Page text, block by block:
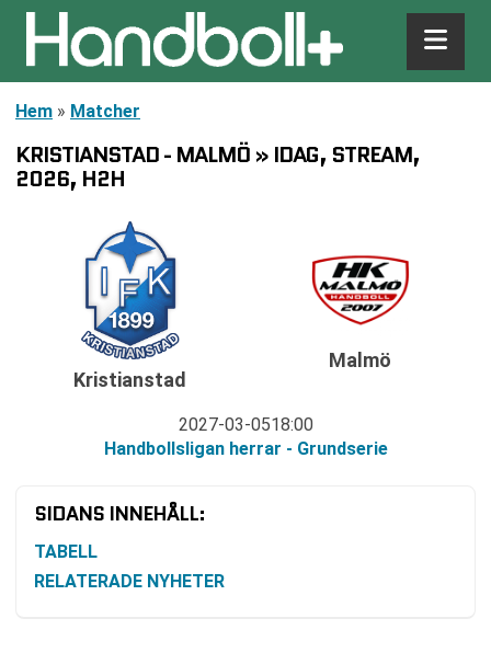
Hem » Matcher
KRISTIANSTAD - MALMÖ » IDAG, STREAM,
2026, H2H
Kristianstad
2027-03-0518:00
Handbollsligan herrar - Grundserie
Malmö
SIDANS INNEHÅLL:
TABELL
RELATERADE NYHETER